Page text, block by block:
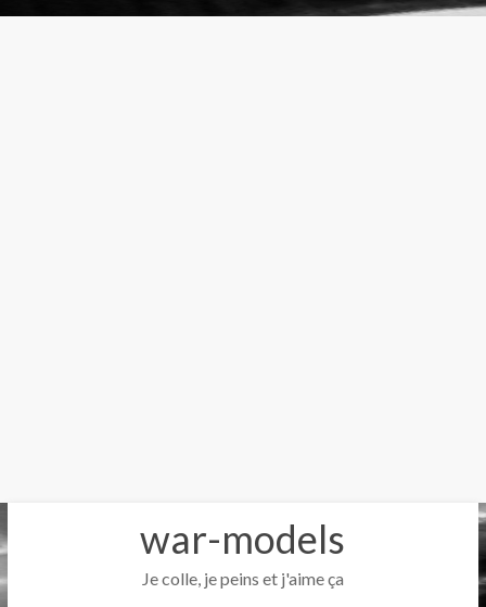
war-models
Je colle, je peins et j'aime ça